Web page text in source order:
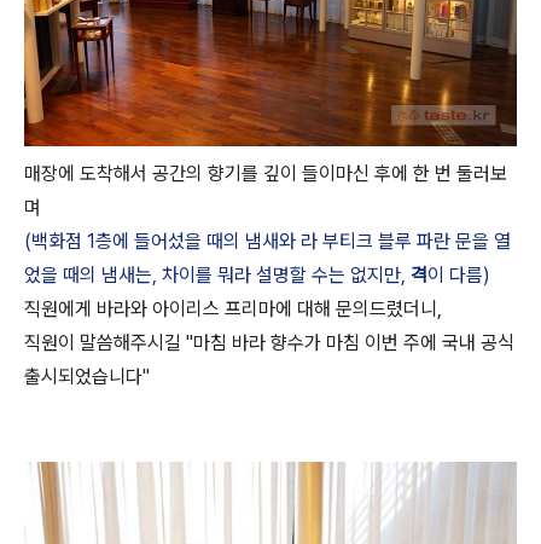
매장에 도착해서 공간의 향기를 깊이 들이마신 후에 한 번 둘러보
며
(백화점 1층에 들어섰을 때의 냄새와 라 부티크 블루 파란 문을 열
었을 때의 냄새는, 차이를 뭐라 설명할 수는 없지만, 격이 다름)
직원에게 바라와 아이리스 프리마에 대해 문의드렸더니,
직원이 말씀해주시길 "마침 바라 향수가 마침 이번 주에 국내 공식
출시되었습니다"